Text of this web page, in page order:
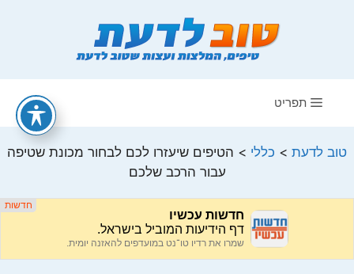
תפריט
טוב לדעת > כללי > הטיפים שיעזרו לכם לבחור מכונת שטיפה
עבור הרכב שלכם